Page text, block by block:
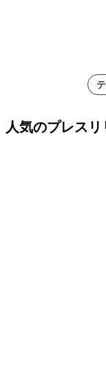
人気のプレスリ